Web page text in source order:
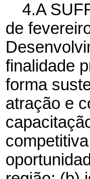
4.A
de
finalidade
forma
atração e